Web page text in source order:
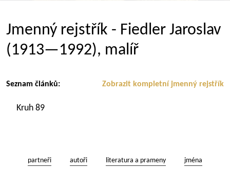
Jmenný rejstřík - Fiedler Jaroslav
(1913—1992), malíř
Zobrazit kompletní jmenný rejstřík
Seznam článků:
Kruh 89
partneři autoři literatura a prameny jména